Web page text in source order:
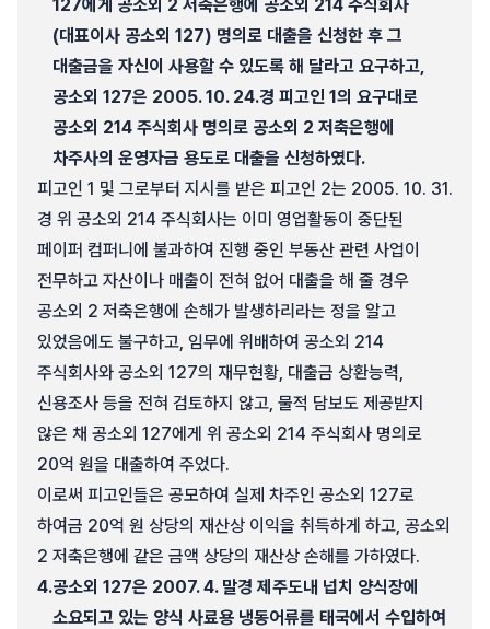
127에게 공소외 2 저축은행에 공소외 214 주식회사
(대표이사 공소외 127) 명의로 대출을 신청한 후 그
대출금을 자신이 사용할 수 있도록 해 달라고 요구하고,
공소외 127은 2005. 10. 24.경 피고인 1의 요구대로
공소외 214 주식회사 명의로 공소외 2 저축은행에
차주사의 운영자금 용도로 대출을 신청하였다.
피고인 1 및 그로부터 지시를 받은 피고인 2는 2005. 10. 31.
경 위 공소외 214 주식회사는 이미 영업활동이 중단된
페이퍼 컴퍼니에 불과하여 진행 중인 부동산 관련 사업이
전무하고 자산이나 매출이 전혀 없어 대출을 해 줄 경우
공소외 2 저축은행에 손해가 발생하리라는 정을 알고
있었음에도 불구하고, 임무에 위배하여 공소외 214
주식회사와 공소외 127의 재무현황, 대출금 상환능력,
신용조사 등을 전혀 검토하지 않고, 물적 담보도 제공받지
않은 채 공소외 127에게 위 공소외 214 주식회사 명의로
20억 원을 대출하여 주었다.
이로써 피고인들은 공모하여 실제 차주인 공소외 127로
하여금 20억 원 상당의 재산상 이익을 취득하게 하고, 공소외
2 저축은행에 같은 금액 상당의 재산상 손해를 가하였다.
4.공소외 127은 2007. 4. 말경 제주도내 넙치 양식장에
소요되고 있는 양식 사료용 냉동어류를 태국에서 수입하여